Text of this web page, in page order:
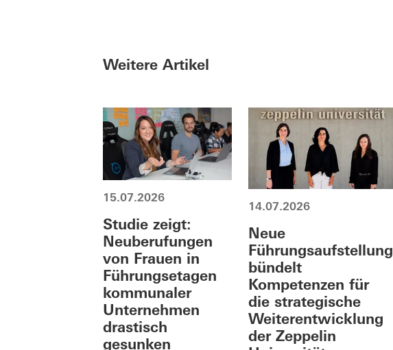
Weitere Artikel
15.07.2026
Studie zeigt:
Neuberufungen
von Frauen in
Führungsetagen
kommunaler
Unternehmen
drastisch
gesunken
14.07.2026
Neue
Führungsaufstellung
bündelt
Kompetenzen für
die strategische
Weiterentwicklung
der Zeppelin